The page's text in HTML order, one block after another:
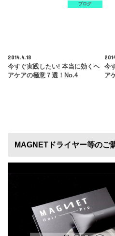
ブログ
2014.4.18
今すぐ実践したい! 本当に効くヘ
アケアの極意７選！no.4
今
ア
MAGNETドライヤー等のご